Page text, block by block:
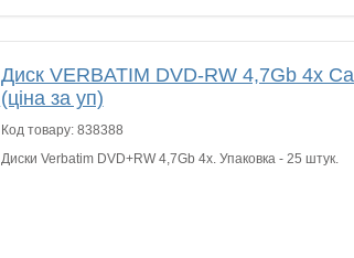
Диск VERBATIM DVD-RW 4,7Gb 4x
(ціна за уп)
Код товару: 838388
Диски Verbatim DVD+RW 4,7Gb 4x. Упаковка - 25 штук.